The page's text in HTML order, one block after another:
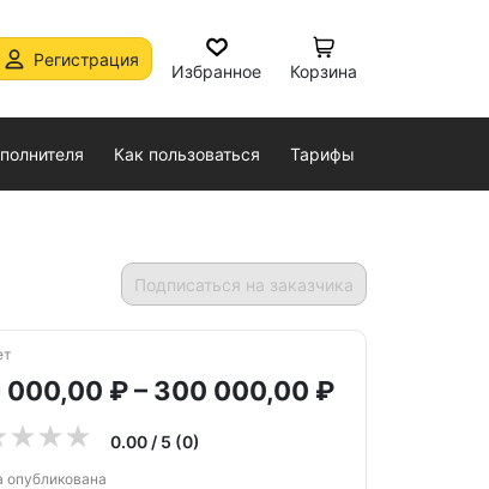
Регистрация
Избранное Корзина
Как пользоваться Тарифы
Подписаться на заказчика
000,00 ₽ – 300 000,00 ₽
0.00 / 5 (0)
опубликована